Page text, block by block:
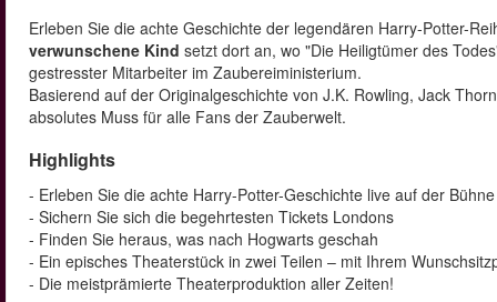
Erleben Sie die achte Geschichte der legendären Harry-Potter-
verwunschene Kind setzt dort an, wo "Die Heiligtümer des
gestresster Mitarbeiter im Zaubereiministerium.
Basierend auf der Originalgeschichte von J.K. Rowling, Jack
absolutes Muss für alle Fans der Zauberwelt.
Highlights
- Erleben Sie die achte Harry-Potter-Geschichte live auf der Bühne
- Sichern Sie sich die begehrtesten Tickets Londons
- Finden Sie heraus, was nach Hogwarts geschah
- Ein episches Theaterstück in zwei Teilen – mit Ihrem
- Die meistprämierte Theaterproduktion aller Zeiten!